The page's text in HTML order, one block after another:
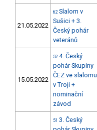
21.05.2022
62 Slalom v
Sušici + 3.
Český pohár
veteránů
15.05.2022
52 4. Český
pohár Skupiny
ČEZ ve slalomu
v Troji +
nominační
závod
51 3. Český